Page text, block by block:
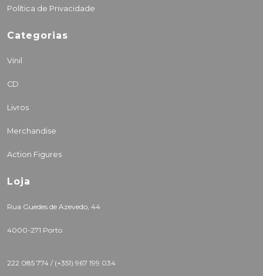
Política de Privacidade
Categorias
Vinil
CD
Livros
Merchandise
Action Figures
Loja
Rua Guedes de Azevedo, 44
4000-271 Porto
222 085 774 / (+351) 967 199 034